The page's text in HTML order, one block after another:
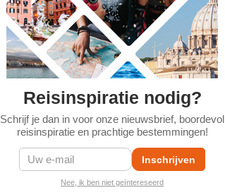
Reisinspiratie nodig?
Schrijf je dan in voor onze nieuwsbrief, boordevol
reisinspiratie en prachtige bestemmingen!
Nee, ik ben niet geïntereseerd